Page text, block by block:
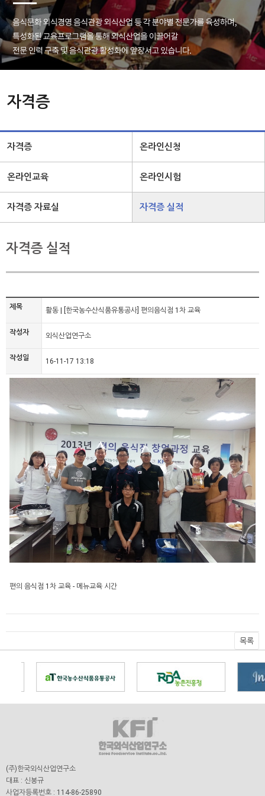
자격증
자격증 온라인신청
온라인교육 온라인시험
자격증 자료실 자격증 실적
자격증 실적
제목 활동 | [한국농수산식품유통공사] 편의음식점 1차 교육
작성자 외식산업연구소
작성일 16-11-17 13:18
편의 음식점 1차 교육 - 메뉴교육 시간
목록
(주)한국외식산업연구소
대표 : 신봉규
사업자등록번호 : 114-86-25890